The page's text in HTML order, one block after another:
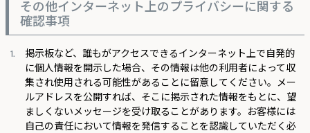
その他インターネット上のプライバシーに関する
確認事項
掲示板など、誰もがアクセスできるインターネット上で自発的
に個人情報を開示した場合、その情報は他の利用者によって収
集され使用される可能性があることに留意してください。メー
ルアドレスを公開すれば、そこに掲示された情報をもとに、望
ましくないメッセージを受け取ることがあります。お客様には
自己の責任において情報を発信することを認識していただく必